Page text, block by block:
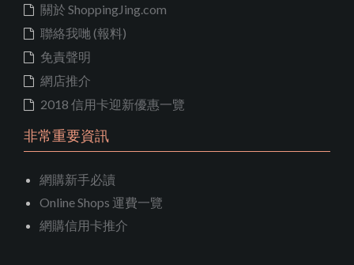
關於 ShoppingJing.com
聯絡我哋 (報料)
免責聲明
網店推介
2018 信用卡迎新優惠一覽
非常重要資訊
網購新手必讀
Online Shops 運費一覽
網購信用卡推介